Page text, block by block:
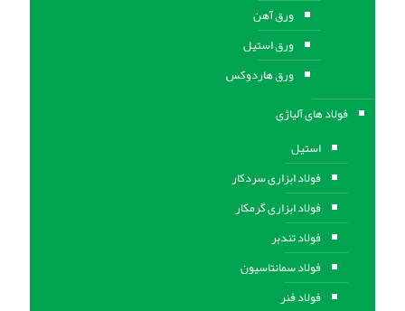
ورق آهن
ورق استيل
ورق هاردوکس
فولاد های آلیاژی
استیل
فولاد ابزاری سردکار
فولاد ابزاری گرمکار
فولاد تندبر
فولاد سمانتاسیون
فولاد فنر